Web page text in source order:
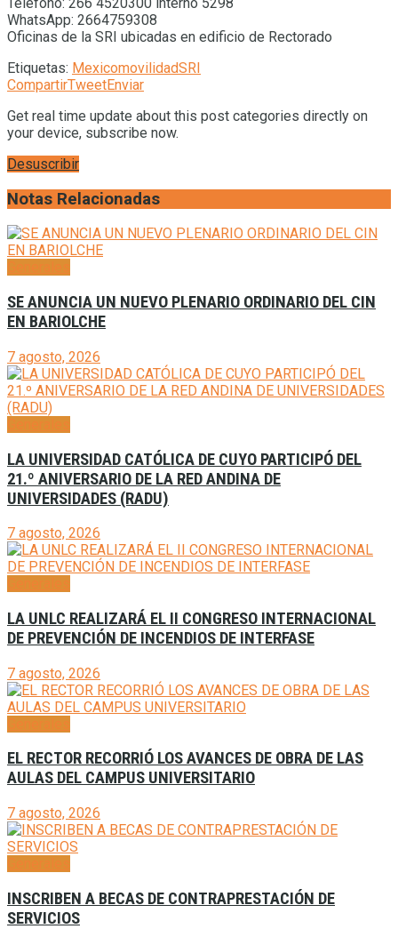
WhatsApp: 2664759308
Oficinas de la SRI ubicadas en edificio de Rectorado
Etiquetas: MexicomovilidadSRI
CompartirTweetEnviar
Get real time update about this post categories directly on
your device, subscribe now.
Desuscribir
Notas Relacionadas
SE ANUNCIA UN NUEVO PLENARIO ORDINARIO DEL CIN
EN BARIOLCHE
7 agosto, 2026
LA UNIVERSIDAD CATÓLICA DE CUYO PARTICIPÓ DEL
21.º ANIVERSARIO DE LA RED ANDINA DE
UNIVERSIDADES (RADU)
7 agosto, 2026
LA UNLC REALIZARÁ EL II CONGRESO INTERNACIONAL
DE PREVENCIÓN DE INCENDIOS DE INTERFASE
7 agosto, 2026
EL RECTOR RECORRIÓ LOS AVANCES DE OBRA DE LAS
AULAS DEL CAMPUS UNIVERSITARIO
7 agosto, 2026
INSCRIBEN A BECAS DE CONTRAPRESTACIÓN DE
SERVICIOS